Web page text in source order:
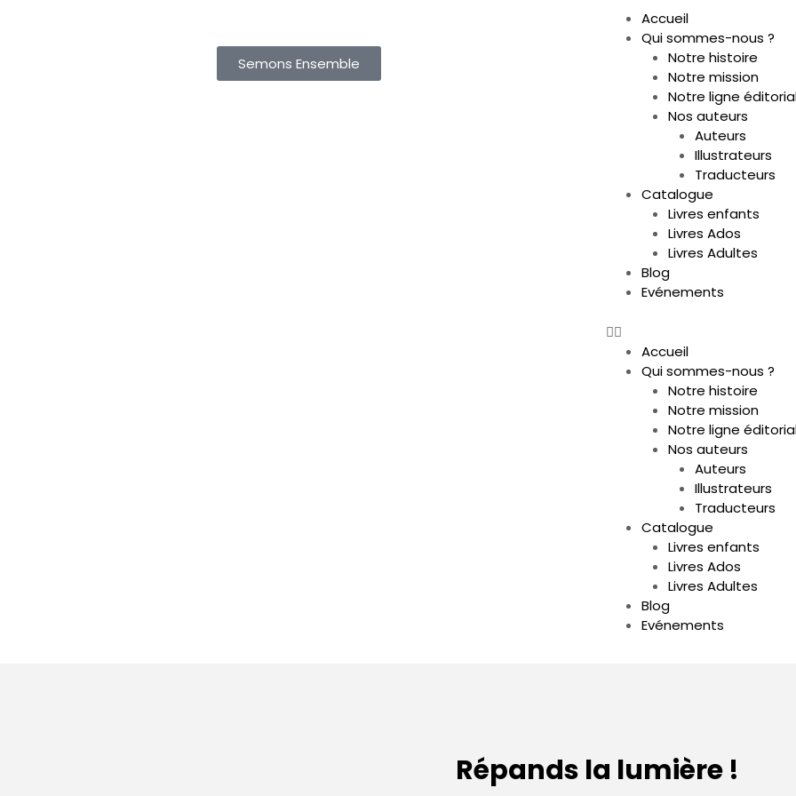
Semons Ensemble
Accueil
Qui sommes-nous ?
Notre histoire
Notre mission
Notre ligne
Nos auteurs
Auteurs
Illustrateurs
Traducteurs
Catalogue
Livres enfants
Livres Ados
Livres Adultes
Blog
Evénements
Accueil
Qui sommes-nous ?
Notre histoire
Notre mission
Notre ligne
Nos auteurs
Auteurs
Illustrateurs
Traducteurs
Catalogue
Livres enfants
Livres Ados
Livres Adultes
Blog
Evénements
Répands la lumière !